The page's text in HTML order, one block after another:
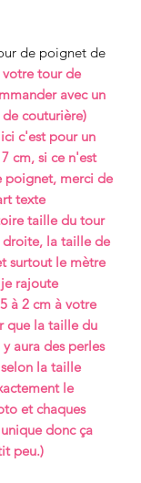
de poignet de
votre tour de
avec un
couturière)
c'est pour un
cm, si ce n'est
poignet, merci de
texte
taille du tour
la taille de
surtout le mètre
rajoute
à 2 cm à votre
que la taille du
aura des perles
la taille
le
et chaques
donc ça
peu.)